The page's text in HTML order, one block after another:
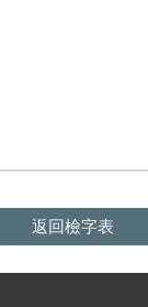
返回檢字表